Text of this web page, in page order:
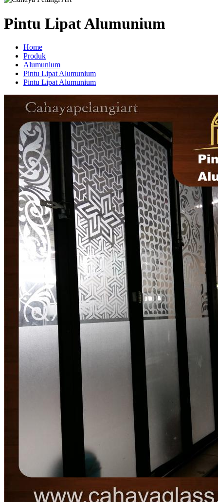
Pintu Lipat Alumunium
Home
Produk
Alumunium
Pintu Lipat Alumunium
Pintu Lipat Alumunium